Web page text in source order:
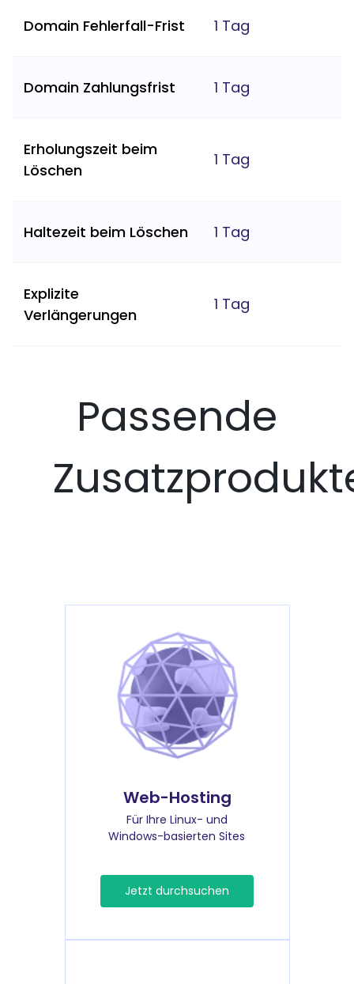
Domain Fehlerfall-Frist 1 Tag
Domain Zahlungsfrist 1 Tag
Erholungszeit beim
Löschen
1 Tag
Haltezeit beim Löschen 1 Tag
Explizite
Verlängerungen
1 Tag
Passende
Web-Hosting
Für Ihre Linux- und
Windows-basierten Sites
Jetzt durchsuchen